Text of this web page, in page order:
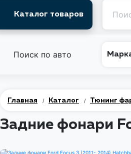
Каталог товаров
Поиск по авто
Главная / Каталог / Тюнинг
Задние фонари